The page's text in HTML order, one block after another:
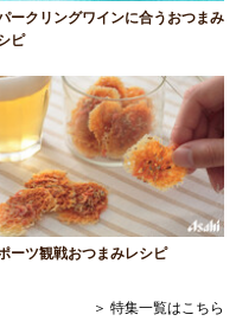
ークリングワインに合うおつまみ
ピ
ーツ観戦おつまみレシピ
＞ 特集一覧はこちら